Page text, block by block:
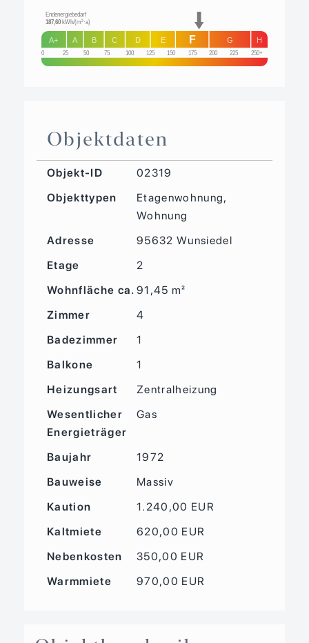
0 25 50 75 100 125 150 175 200 225 250+
H
G
E
D
C
B
A
A+ F
Endenergiebedarf
187,60 kWh/(m²·a)
Objektdaten
Objekt-ID
02319
Objekttypen
Etagenwohnung,
Wohnung
Adresse
95632 Wunsiedel
Etage
2
Wohnfläche ca. 91,45 m²
Zimmer
4
Badezimmer
1
Balkone
1
Heizungsart
Zentralheizung
Wesentlicher
Energieträger
Gas
Baujahr
1972
Bauweise
Massiv
Kaution
1.240,00 EUR
Kaltmiete
620,00 EUR
Nebenkosten
350,00 EUR
Warmmiete
970,00 EUR